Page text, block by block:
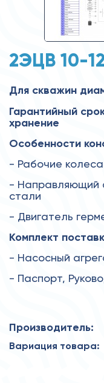
2ЭЦВ 10-
Для скважин
Гарантийный
хранение
Особенности
- Рабочие
- Направляющий
стали
- Двигатель
Комплект
- Насосный
- Паспорт,
Производитель:
Вариация товара: